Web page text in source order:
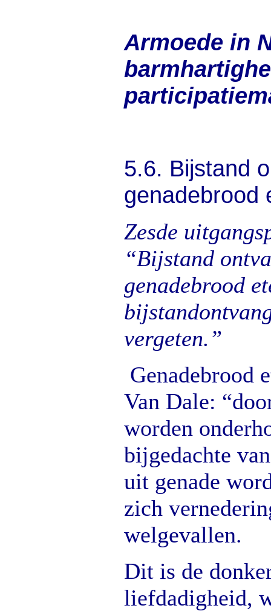
Armoede in
5.6. Bijstand
genadebrood
Zesde
“Bijstand
genadebrood
vergeten.”
Genadebrood
Van Dale:
worden
bijgedachte
uit genade
zich
welgevallen.
Dit is de
liefdadigheid,